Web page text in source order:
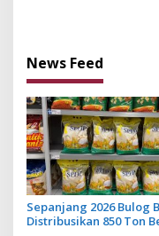
News Feed
Sepanjang 2026 Bulog
Distribusikan 850 Ton